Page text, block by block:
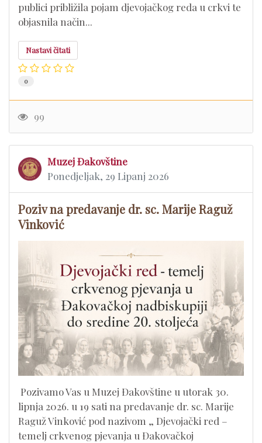
publici približila pojam djevojačkog reda u crkvi te
objasnila način...
Nastavi čitati
0
99
Muzej Đakovštine
Ponedjeljak, 29 Lipanj 2026
Poziv na predavanje dr. sc. Marije Raguž
Vinković
​ Pozivamo Vas u Muzej Đakovštine u utorak 30.
lipnja 2026. u 19 sati na predavanje dr. sc. Marije
Raguž Vinković pod nazivom „ Djevojački red –
temelj crkvenog pjevanja u Đakovačkoj